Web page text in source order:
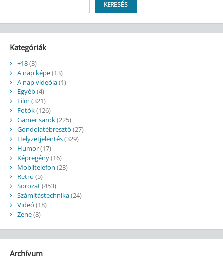
KERESÉS
Kategóriák
+18(3)
A nap képe(13)
A nap videója(1)
Egyéb(4)
Film (321)
Fotók(126)
Gamer sarok(225)
Gondolatébresztő (27)
Helyzetjelentés(329)
Humor(17)
Képregény(16)
Mobiltelefon (23)
Retro (5)
Sorozat(453)
Számítástechnika(24)
Videó (18)
Zene(8)
Archívum